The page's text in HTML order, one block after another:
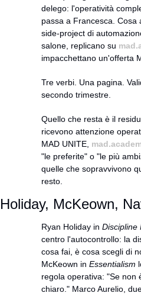
delego: l'operatività
passa a Francesca. Cosa
side-project di
salone, replicano su
impacchettano un'offerta
Tre verbi. Una pagina.
secondo trimestre.
Quello che resta è il
ricevono attenzione
MAD UNITE,
"le preferite" o "le più
quelle che sopravvivono
resto.
Holiday, McKeown,
Ryan Holiday in Discipline
centro l'autocontrollo: la
cosa fai, è cosa scegli di
McKeown in Essentialism
regola operativa: "Se non